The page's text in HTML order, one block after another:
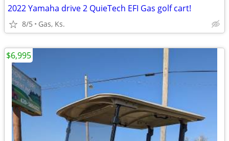
2022 Yamaha drive 2 QuieTech EFI Gas golf cart!
8/5 Gas, Ks.
$6,995